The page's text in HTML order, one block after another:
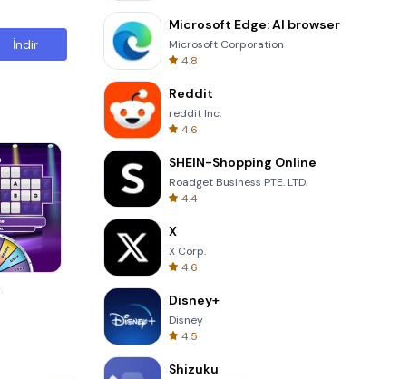
İndir
Microsoft Edge: AI browser
Microsoft Corporation
4.8
Reddit
reddit Inc.
4.6
SHEIN-Shopping Online
Roadget Business PTE. LTD.
4.4
X
X Corp.
4.6
Disney+
Disney
4.5
Shizuku